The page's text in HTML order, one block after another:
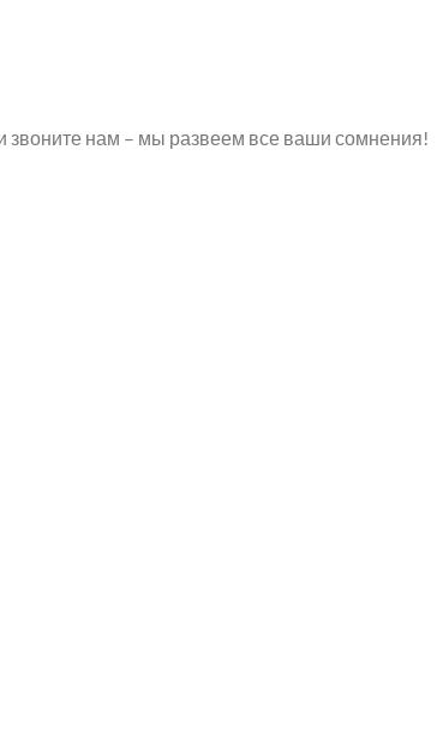
звоните нам – мы развеем все ваши сомнения!